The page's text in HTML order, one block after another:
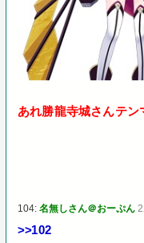
あれ勝龍寺城さんテン
104:名無しさん＠おーぷん
>>102